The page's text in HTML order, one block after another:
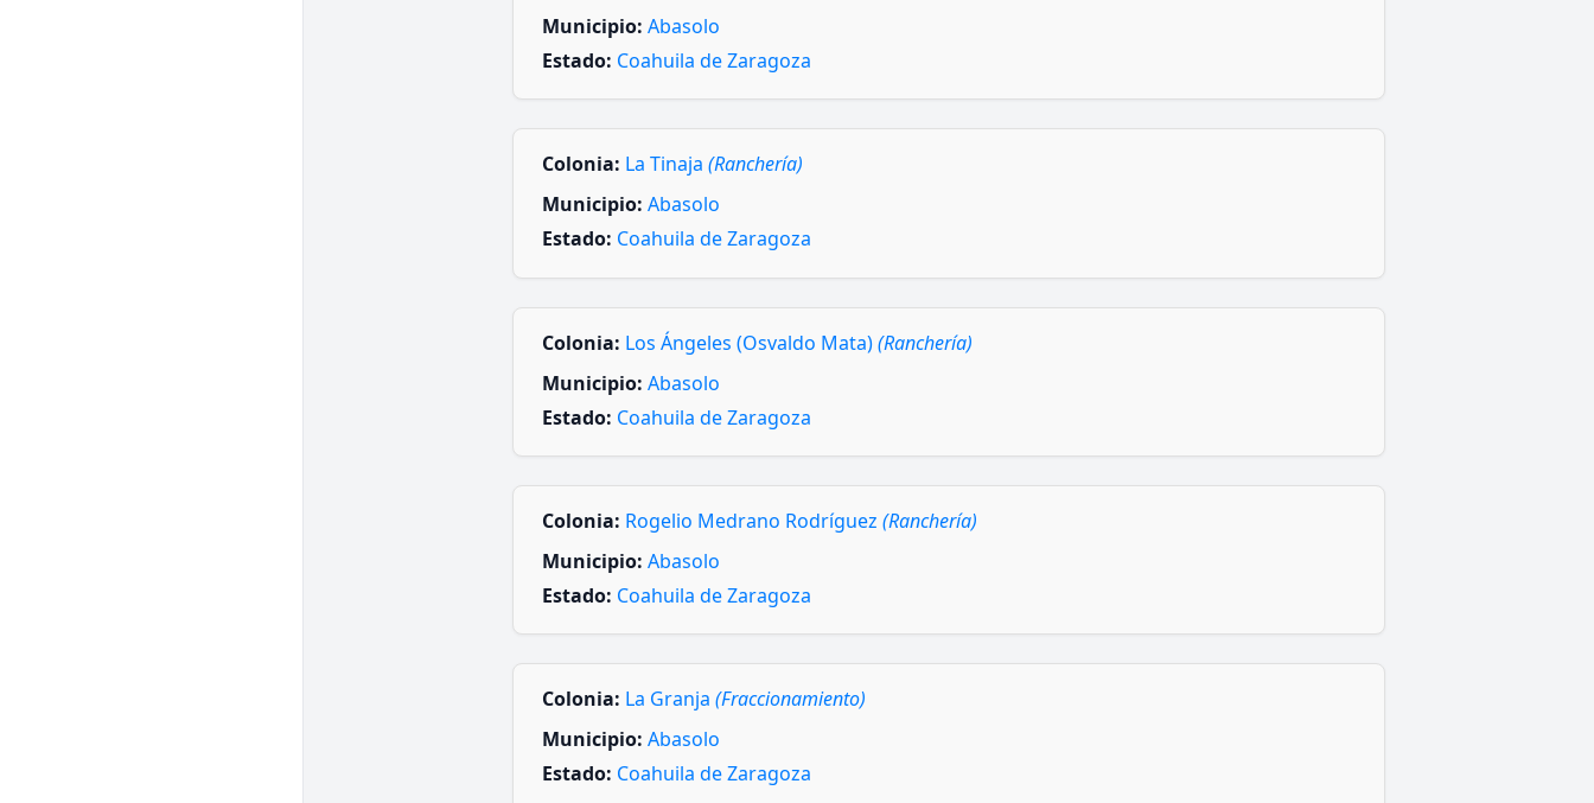
Municipio: Abasolo
Estado: Coahuila de Zaragoza
Colonia: La Tinaja (Ranchería)
Municipio: Abasolo
Estado: Coahuila de Zaragoza
Colonia: Los Ángeles (Osvaldo Mata)(Ranchería)
Municipio: Abasolo
Estado: Coahuila de Zaragoza
Colonia: Rogelio Medrano Rodríguez (Ranchería)
Municipio: Abasolo
Estado: Coahuila de Zaragoza
Colonia: La Granja (Fraccionamiento)
Municipio: Abasolo
Estado: Coahuila de Zaragoza